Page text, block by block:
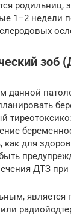
родильниц,
1–2 недели
зоб
данной
как для
ДТЗ
является